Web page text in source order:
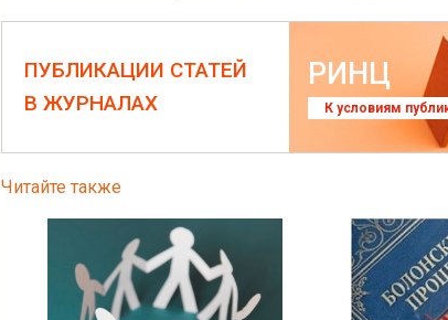
ПУБЛИКАЦИИ СТАТЕЙ
В ЖУРНАЛАХ
РИНЦ
К условиям
Читайте также